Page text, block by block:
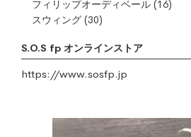
フィリップオーディベール (16)
スウィング (30)
S.O.S fp オンラインストア
https://www.sosfp.jp